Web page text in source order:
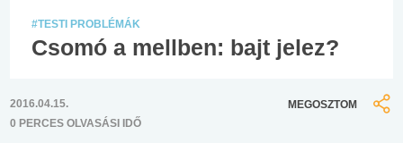
#TESTI PROBLÉMÁK
Csomó a mellben: bajt jelez?
2016.04.15.
0 PERCES OLVASÁSI IDŐ
MEGOSZTOM